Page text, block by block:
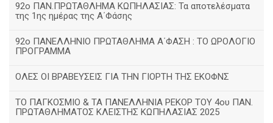
92ο ΠΑΝ.ΠΡΩΤΑΘΛΗΜΑ ΚΩΠΗΛΑΣΙΑΣ: Τα αποτελέσματα
της 1ης ημέρας της Α΄Φάσης
92ο ΠΑΝΕΛΛΗΝΙΟ ΠΡΩΤΑΘΛΗΜΑ Α΄ΦΑΣΗ : ΤΟ ΩΡΟΛΟΓΙΟ
ΠΡΟΓΡΑΜΜΑ
ΟΛΕΣ ΟΙ ΒΡΑΒΕΥΣΕΙΣ ΓΙΑ ΤΗΝ ΓΙΟΡΤΗ ΤΗΣ ΕΚΟΦΝΣ
TΟ ΠΑΓΚΟΣΜΙΟ & ΤΑ ΠΑΝΕΛΛΗΝΙΑ ΡΕΚΟΡ ΤΟΥ 4ου ΠΑΝ.
ΠΡΩΤΑΘΛΗΜΑΤΟΣ ΚΛΕΙΣΤΗΣ ΚΩΠΗΛΑΣΙΑΣ 2025